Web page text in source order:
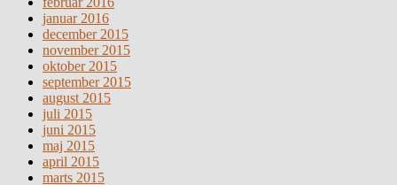
januar 2016
december 2015
november 2015
oktober 2015
september 2015
august 2015
juli 2015
juni 2015
maj 2015
april 2015
marts 2015